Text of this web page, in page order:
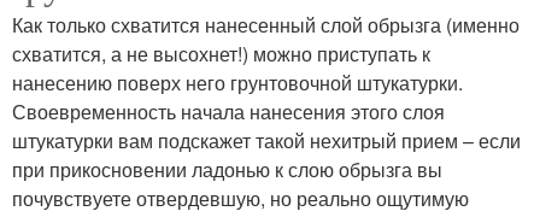
Как только схватится нанесенный слой обрызга (именно
схватится, а не высохнет!) можно приступать к
нанесению поверх него грунтовочной штукатурки.
Своевременность начала нанесения этого слоя
штукатурки вам подскажет такой нехитрый прием – если
при прикосновении ладонью к слою обрызга вы
почувствуете отвердевшую, но реально ощутимую